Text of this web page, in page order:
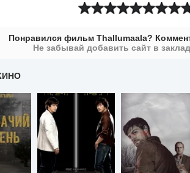
Понравился фильм Thallumaala?
Не забывай добавить сайт в